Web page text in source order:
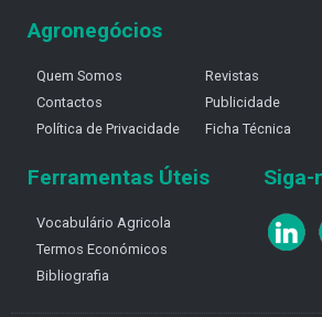
Agronegócios
Quem Somos
Contactos
Política de Privacidade
Revistas
Publicidade
Ficha Técnica
Ferramentas Úteis
Vocabulário Agricola
Termos Económicos
Bibliografia
Siga-